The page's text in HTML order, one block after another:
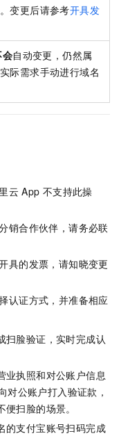
变更后请参考开具发
会自动变更，仍然属
际需求手动进行域名
云 App 不支持此操
销合作伙伴，请务必联
具的发票，请知晓变更
认证方式，并准备相应
扫脸验证，实时完成认
业执照和对公账户信息
对公账户打入验证款，
扫脸的场景。
的支付宝账号扫码完成